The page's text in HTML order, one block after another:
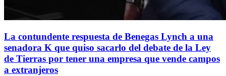
La contundente respuesta de Benegas Lynch a una
senadora K que quiso sacarlo del debate de la Ley
de Tierras por tener una empresa que vende campos
a extranjeros